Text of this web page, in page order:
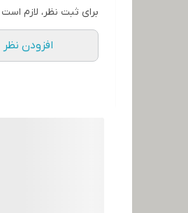
برای ثبت نظر، لازم
افزودن نظر